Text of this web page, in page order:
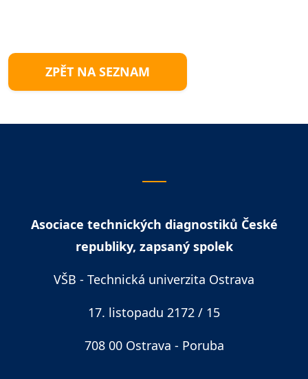
Asociace technických diagnostiků České
republiky, zapsaný spolek
VŠB - Technická univerzita Ostrava
17. listopadu 2172 / 15
708 00 Ostrava - Poruba